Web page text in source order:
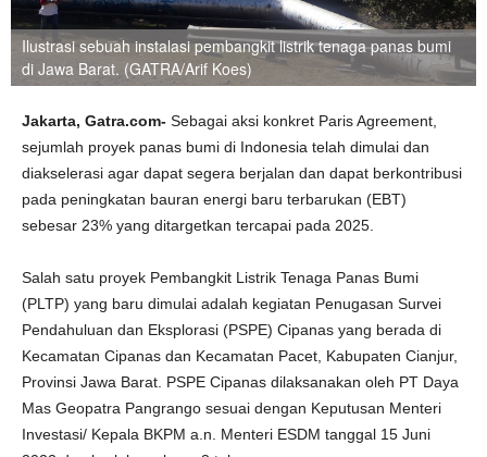
Ilustrasi sebuah instalasi pembangkit listrik tenaga panas bumi
di Jawa Barat. (GATRA/Arif Koes)
Jakarta, Gatra.com- Sebagai aksi konkret Paris Agreement,
sejumlah proyek panas bumi di Indonesia telah dimulai dan
diakselerasi agar dapat segera berjalan dan dapat berkontribusi
pada peningkatan bauran energi baru terbarukan (EBT)
sebesar 23% yang ditargetkan tercapai pada 2025.
Salah satu proyek Pembangkit Listrik Tenaga Panas Bumi
(PLTP) yang baru dimulai adalah kegiatan Penugasan Survei
Pendahuluan dan Eksplorasi (PSPE) Cipanas yang berada di
Kecamatan Cipanas dan Kecamatan Pacet, Kabupaten Cianjur,
Provinsi Jawa Barat. PSPE Cipanas dilaksanakan oleh PT Daya
Mas Geopatra Pangrango sesuai dengan Keputusan Menteri
Investasi/ Kepala BKPM a.n. Menteri ESDM tanggal 15 Juni